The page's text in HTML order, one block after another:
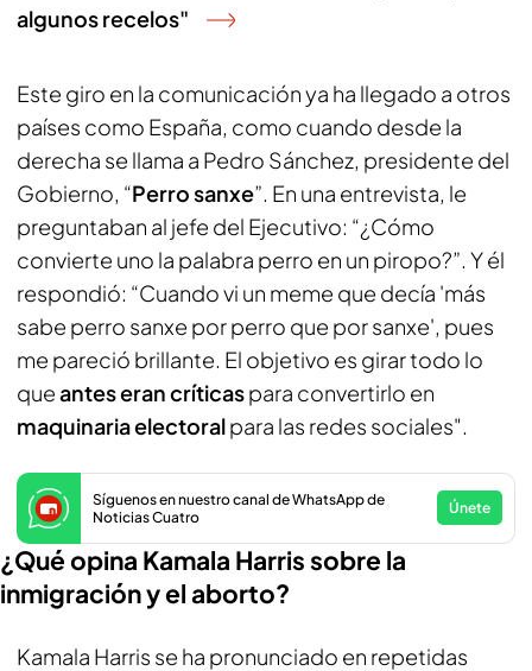
algunos recelos"
Este giro en la comunicación ya ha llegado a otros
países como España, como cuando desde la
derecha se llama a Pedro Sánchez, presidente del
Gobierno, “Perro sanxe”. En una entrevista, le
preguntaban al jefe del Ejecutivo: “¿Cómo
convierte uno la palabra perro en un piropo?”. Y él
respondió: “Cuando vi un meme que decía 'más
sabe perro sanxe por perro que por sanxe', pues
me pareció brillante. El objetivo es girar todo lo
queantes eran críticaspara convertirlo en
maquinaria electoralpara las redes sociales".
Síguenos en nuestro canal de WhatsApp de
Noticias Cuatro
Únete
¿Qué opina Kamala Harris sobre la
inmigración y el aborto?
Kamala Harris se ha pronunciado en repetidas